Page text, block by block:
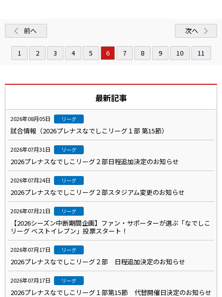
前へ
1 2 3 4 5 6 7 8 9 10 11
次へ
最新記事
2026年08月05日 リーグ
試合情報（2026プレナスなでしこリーグ１部 第15節）
2026年07月31日 リーグ
2026プレナスなでしこリーグ２部日程追加決定のお知らせ
2026年07月24日 リーグ
2026プレナスなでしこリーグ２部スタジアム変更のお知らせ
2026年07月21日 リーグ
【2026シーズン中断期間企画】ファン・サポーターが選ぶ「なでしこ
リーグ ベストイレブン」投票スタート！
2026年07月17日 リーグ
2026プレナスなでしこリーグ２部 日程追加決定のお知らせ
2026年07月17日 リーグ
2026プレナスなでしこリーグ１部第15節 代替開催日決定のお知らせ